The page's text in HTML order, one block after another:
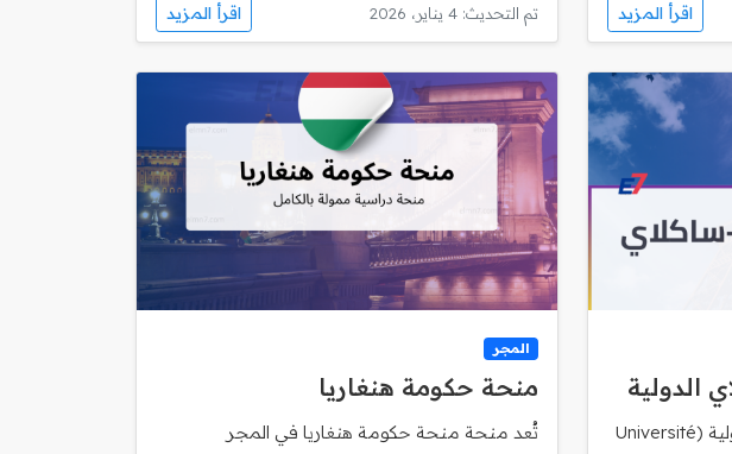
اقرأ المزيد تم التحديث: 4 يناير، 2026 اقرأ المزيد
الدولية
تُعدّ منح جامعة باريس‑ساكلاي الدولية (Université
المجر
منحة حكومة هنغاريا
تُعد منحة منحة حكومة هنغاريا في المجر